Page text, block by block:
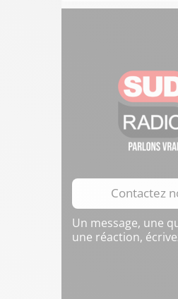
Contactez
Un message, une
une réaction,